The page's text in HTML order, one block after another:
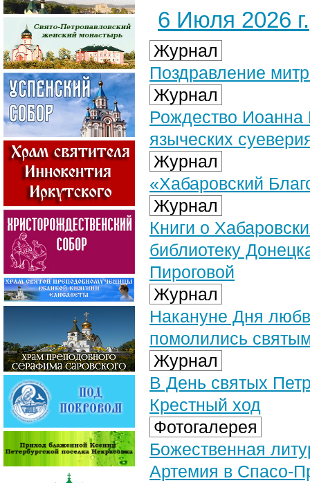
6 Июля 2026 г.
Журнал
Поздравление​
Журнал
Рождество Иоанна
языческих
Журнал
«Хабаровский
Журнал
Книги о
библиотеку
Пироговой
Журнал
Накануне Дня
помолились
Журнал
В День святых
Крестный ход
Фотогалерея
Божественная
Артемия в Спасо-